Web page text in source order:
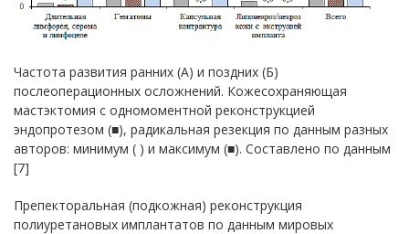
Частота развития ранних (А) и поздних (Б)
послеоперационных осложнений. Кожесохраняющая
мастэктомия с одномоментной реконструкцией
эндопротезом (■), радикальная резекция по данным разных
авторов: минимум ( ) и максимум (■). Составлено по данным
[7]
Препекторальная (подкожная) реконструкция
полиуретановых имплантатов по данным мировых